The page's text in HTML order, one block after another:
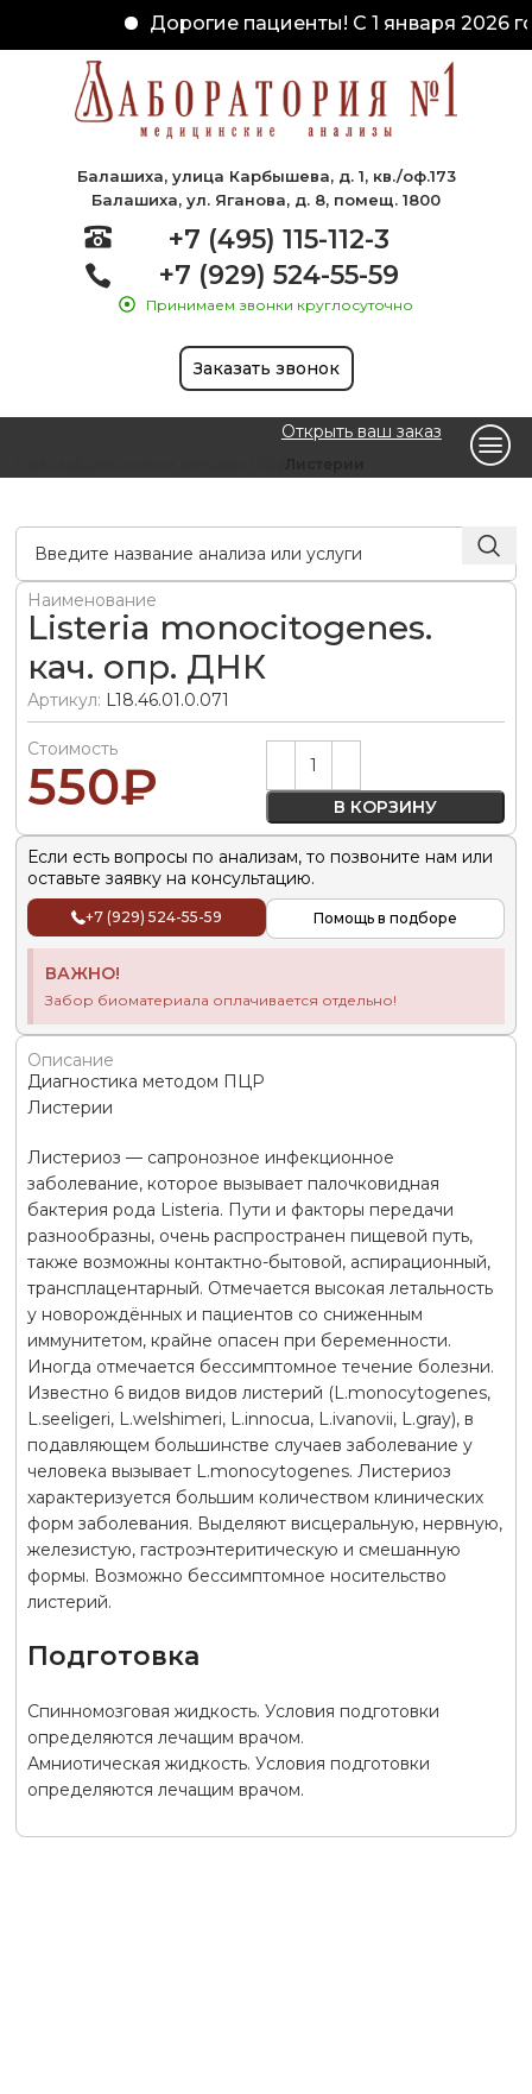
Дорогие пациенты! С 1 января 2026
Балашиха, улица Карбышева, д. 1, кв./оф.173
Балашиха, ул. Яганова, д. 8, помещ. 1800
+7 (495) 115-112-3
+7 (929) 524-55-59
Принимаем звонки круглосуточно
Заказать звонок
Открыть ваш заказ
Наименование
Listeria monocitogenes.
кач. опр. ДНК
Артикул: L18.46.01.0.071
Стоимость
550₽ В КОРЗИНУ
Alternative:
Если есть вопросы по анализам, то позвоните нам или
оставьте заявку на консультацию.
+7 (929) 524-55-59 Помощь в подборе
ВАЖНО!
Забор биоматериала оплачивается отдельно!
Описание
Диагностика методом ПЦР
Листерии
Листериоз — сапронозное инфекционное
заболевание, которое вызывает палочковидная
бактерия рода Listeria. Пути и факторы передачи
разнообразны, очень распространен пищевой путь,
также возможны контактно-бытовой, аспирационный,
трансплацентарный. Отмечается высокая летальность
у новорождённых и пациентов со сниженным
иммунитетом, крайне опасен при беременности.
Иногда отмечается бессимптомное течение болезни.
Известно 6 видов видов листерий (L.monocytogenes,
L.seeligeri, L.welshimeri, L.innocua, L.ivanovii, L.gray), в
подавляющем большинстве случаев заболевание у
человека вызывает L.monocytogenes. Листериоз
характеризуется большим количеством клинических
форм заболевания. Выделяют висцеральную, нервную,
железистую, гастроэнтеритическую и смешанную
формы. Возможно бессимптомное носительство
листерий.
Подготовка
Спинномозговая жидкость. Условия подготовки
определяются лечащим врачом.
Амниотическая жидкость. Условия подготовки
определяются лечащим врачом.